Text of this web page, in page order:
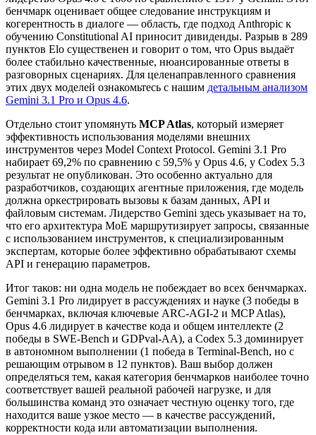
бенчмарк оценивает общее следование инструкциям и
когерентность в диалоге — область, где подход Anthropic к
обучению Constitutional AI приносит дивиденды. Разрыв в 289
пунктов Elo существенен и говорит о том, что Opus выдаёт
более стабильно качественные, нюансированные ответы в
разговорных сценариях. Для целенаправленного сравнения
этих двух моделей ознакомьтесь с нашим детальным анализом
Gemini 3.1 Pro и Opus 4.6.
Отдельно стоит упомянуть MCP Atlas, который измеряет
эффективность использования моделями внешних
инструментов через Model Context Protocol. Gemini 3.1 Pro
набирает 69,2% по сравнению с 59,5% у Opus 4.6, у Codex 5.3
результат не опубликован. Это особенно актуально для
разработчиков, создающих агентные приложения, где модель
должна оркестрировать вызовы к базам данных, API и
файловым системам. Лидерство Gemini здесь указывает на то,
что его архитектура MoE маршрутизирует запросы, связанные
с использованием инструментов, к специализированным
экспертам, которые более эффективно обрабатывают схемы
API и генерацию параметров.
Итог таков: ни одна модель не побеждает во всех бенчмарках.
Gemini 3.1 Pro лидирует в рассуждениях и науке (3 победы в
бенчмарках, включая ключевые ARC-AGI-2 и MCP Atlas),
Opus 4.6 лидирует в качестве кода и общем интеллекте (2
победы в SWE-Bench и GDPval-AA), а Codex 5.3 доминирует
в автономном выполнении (1 победа в Terminal-Bench, но с
решающим отрывом в 12 пунктов). Ваш выбор должен
определяться тем, какая категория бенчмарков наиболее точно
соответствует вашей реальной рабочей нагрузке, и для
большинства команд это означает честную оценку того, где
находится ваше узкое место — в качестве рассуждений,
корректности кода или автоматизации выполнения.